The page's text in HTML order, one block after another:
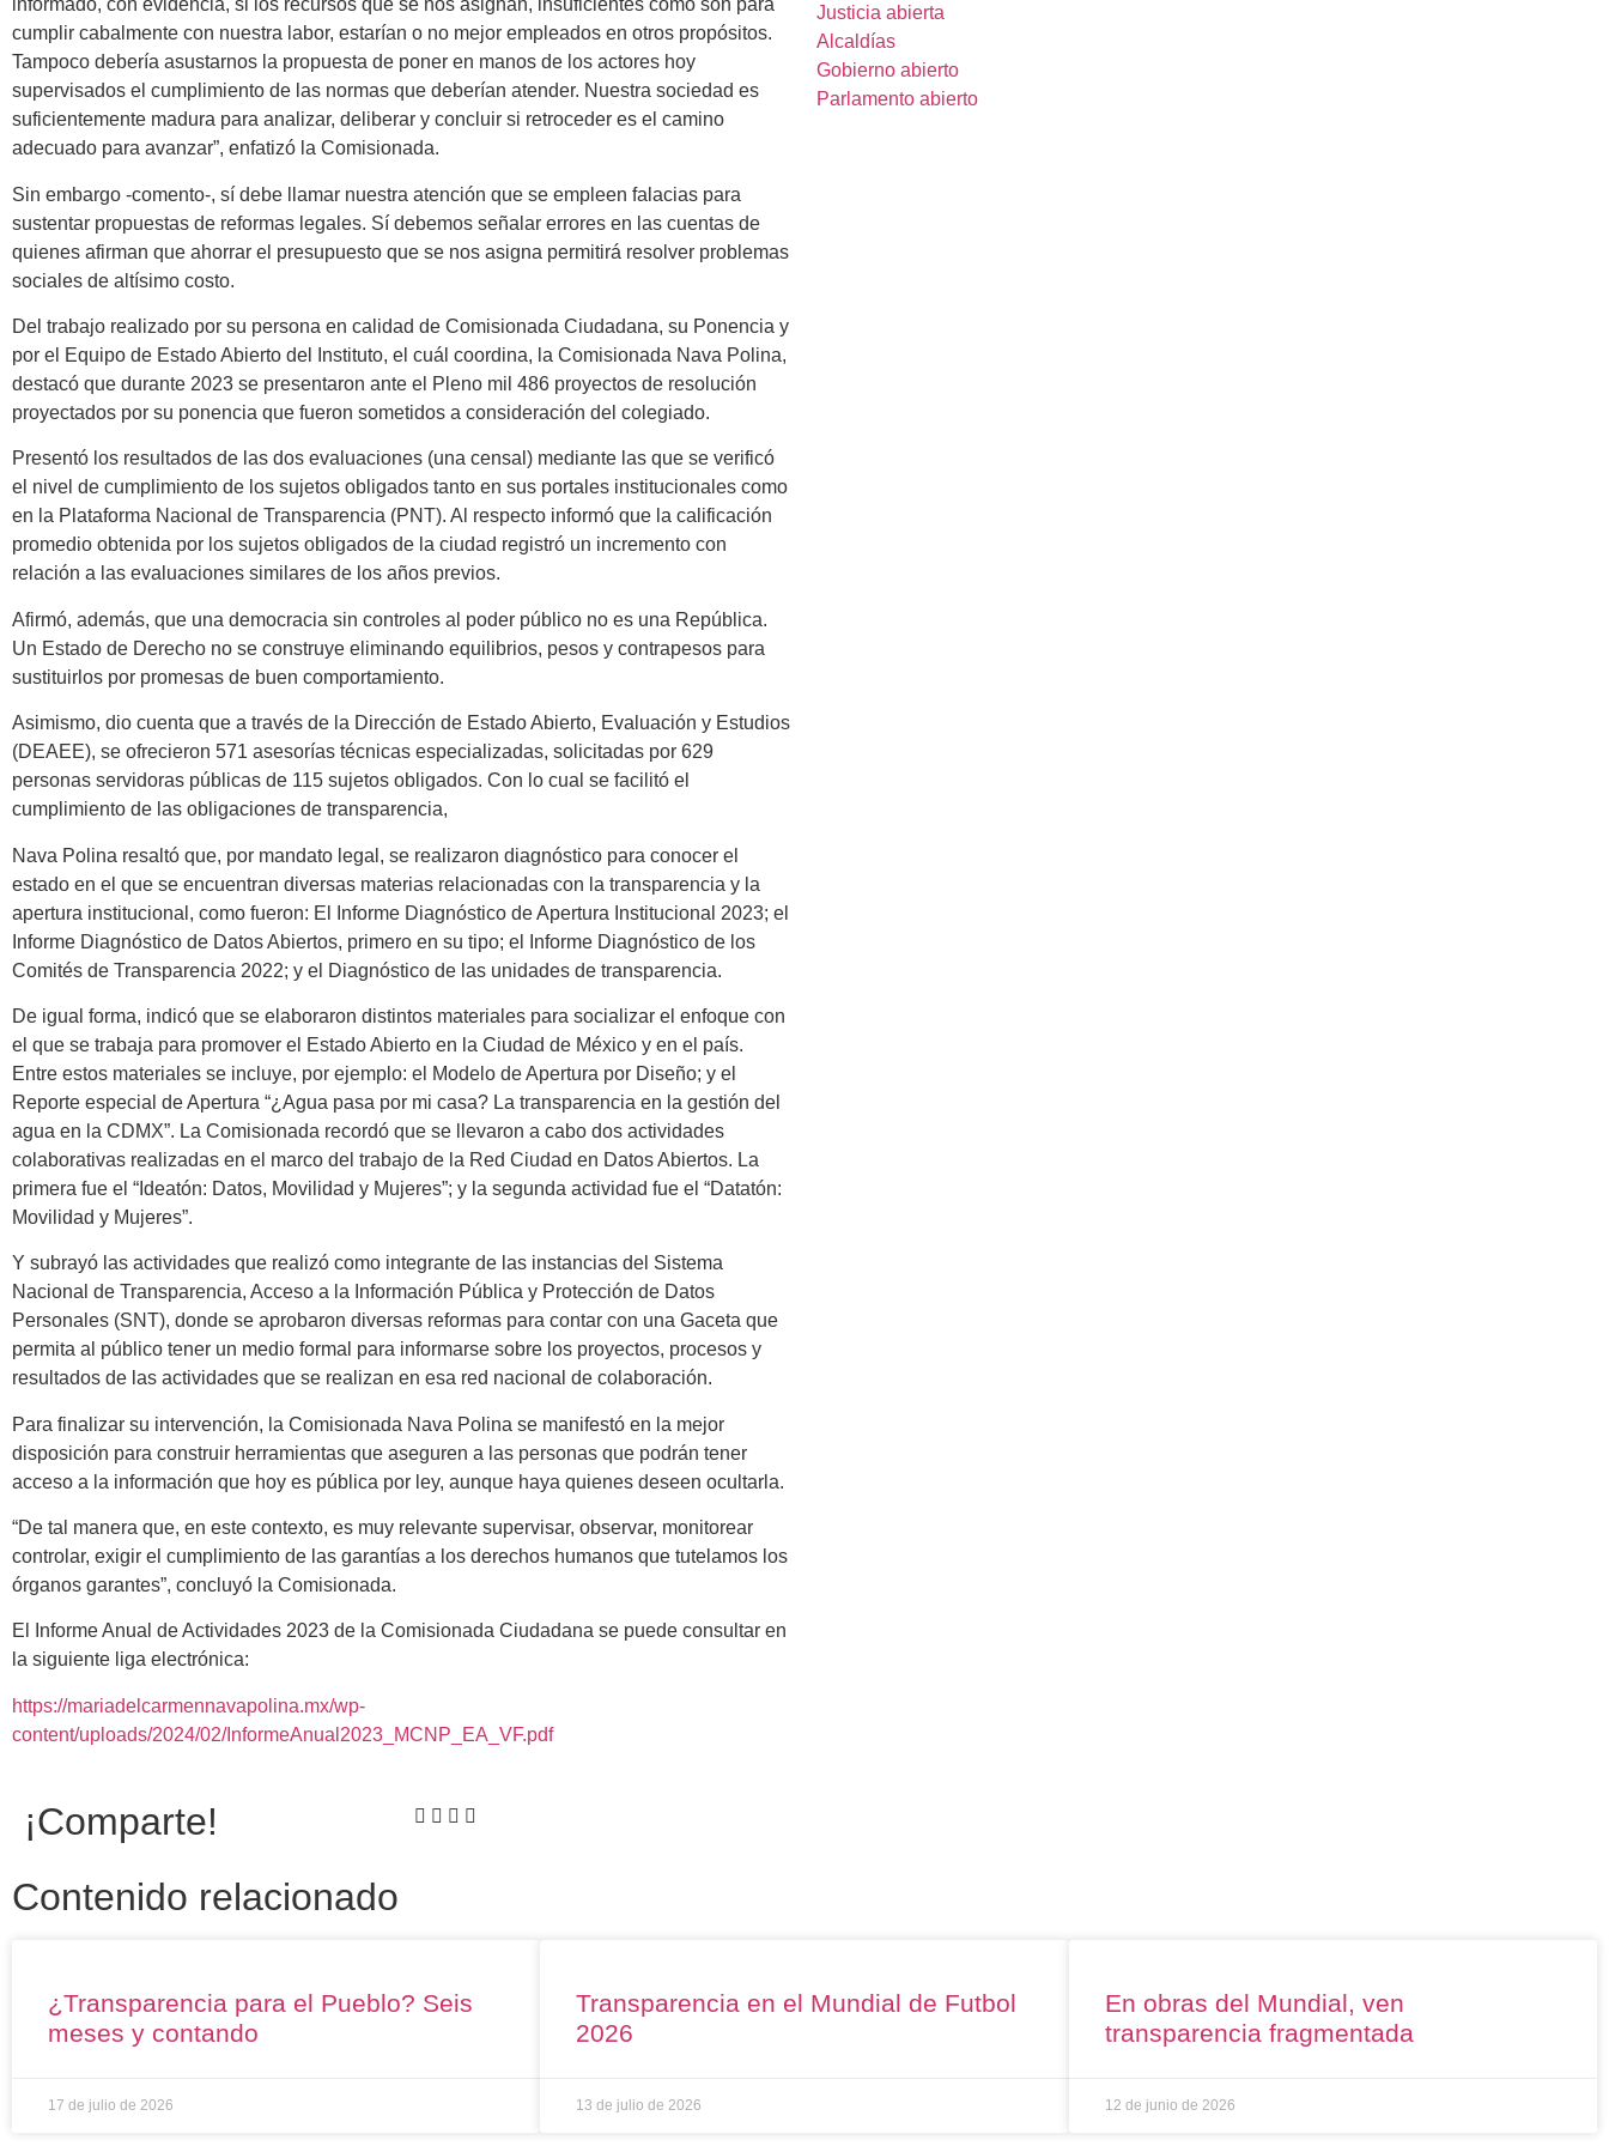
informado, con evidencia, si los recursos que se nos asignan, insuficientes como son para
cumplir cabalmente con nuestra labor, estarían o no mejor empleados en otros propósitos.
Tampoco debería asustarnos la propuesta de poner en manos de los actores hoy
supervisados el cumplimiento de las normas que deberían atender. Nuestra sociedad es
suficientemente madura para analizar, deliberar y concluir si retroceder es el camino
adecuado para avanzar”, enfatizó la Comisionada.
Sin embargo -comento-, sí debe llamar nuestra atención que se empleen falacias para
sustentar propuestas de reformas legales. Sí debemos señalar errores en las cuentas de
quienes afirman que ahorrar el presupuesto que se nos asigna permitirá resolver problemas
sociales de altísimo costo.
Del trabajo realizado por su persona en calidad de Comisionada Ciudadana, su Ponencia y
por el Equipo de Estado Abierto del Instituto, el cuál coordina, la Comisionada Nava Polina,
destacó que durante 2023 se presentaron ante el Pleno mil 486 proyectos de resolución
proyectados por su ponencia que fueron sometidos a consideración del colegiado.
Presentó los resultados de las dos evaluaciones (una censal) mediante las que se verificó
el nivel de cumplimiento de los sujetos obligados tanto en sus portales institucionales como
en la Plataforma Nacional de Transparencia (PNT). Al respecto informó que la calificación
promedio obtenida por los sujetos obligados de la ciudad registró un incremento con
relación a las evaluaciones similares de los años previos.
Afirmó, además, que una democracia sin controles al poder público no es una República.
Un Estado de Derecho no se construye eliminando equilibrios, pesos y contrapesos para
sustituirlos por promesas de buen comportamiento.
Asimismo, dio cuenta que a través de la Dirección de Estado Abierto, Evaluación y Estudios
(DEAEE), se ofrecieron 571 asesorías técnicas especializadas, solicitadas por 629
personas servidoras públicas de 115 sujetos obligados. Con lo cual se facilitó el
cumplimiento de las obligaciones de transparencia,
Nava Polina resaltó que, por mandato legal, se realizaron diagnóstico para conocer el
estado en el que se encuentran diversas materias relacionadas con la transparencia y la
apertura institucional, como fueron: El Informe Diagnóstico de Apertura Institucional 2023; el
Informe Diagnóstico de Datos Abiertos, primero en su tipo; el Informe Diagnóstico de los
Comités de Transparencia 2022; y el Diagnóstico de las unidades de transparencia.
De igual forma, indicó que se elaboraron distintos materiales para socializar el enfoque con
el que se trabaja para promover el Estado Abierto en la Ciudad de México y en el país.
Entre estos materiales se incluye, por ejemplo: el Modelo de Apertura por Diseño; y el
Reporte especial de Apertura “¿Agua pasa por mi casa? La transparencia en la gestión del
agua en la CDMX”. La Comisionada recordó que se llevaron a cabo dos actividades
colaborativas realizadas en el marco del trabajo de la Red Ciudad en Datos Abiertos. La
primera fue el “Ideatón: Datos, Movilidad y Mujeres”; y la segunda actividad fue el “Datatón:
Movilidad y Mujeres”.
Y subrayó las actividades que realizó como integrante de las instancias del Sistema
Nacional de Transparencia, Acceso a la Información Pública y Protección de Datos
Personales (SNT), donde se aprobaron diversas reformas para contar con una Gaceta que
permita al público tener un medio formal para informarse sobre los proyectos, procesos y
resultados de las actividades que se realizan en esa red nacional de colaboración.
Para finalizar su intervención, la Comisionada Nava Polina se manifestó en la mejor
disposición para construir herramientas que aseguren a las personas que podrán tener
acceso a la información que hoy es pública por ley, aunque haya quienes deseen ocultarla.
“De tal manera que, en este contexto, es muy relevante supervisar, observar, monitorear
controlar, exigir el cumplimiento de las garantías a los derechos humanos que tutelamos los
órganos garantes”, concluyó la Comisionada.
El Informe Anual de Actividades 2023 de la Comisionada Ciudadana se puede consultar en
la siguiente liga electrónica:
https://mariadelcarmennavapolina.mx/wp-
content/uploads/2024/02/InformeAnual2023_MCNP_EA_VF.pdf
¡Comparte!
Justicia abierta
Alcaldías
Gobierno abierto
Parlamento abierto
Contenido relacionado
¿Transparencia para el Pueblo? Seis
meses y contando
17 de julio de 2026
Transparencia en el Mundial de Futbol
2026
13 de julio de 2026
En obras del Mundial, ven
transparencia fragmentada
12 de junio de 2026